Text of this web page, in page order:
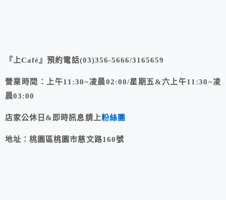
『上Café』預約電話(03)356-5666/3165659
營業時間：上午11:30~凌晨02:00/星期五&六上午11:30~凌
晨03:00
店家公休日&即時訊息請上粉絲團
地址：桃園區桃園市慈文路160號